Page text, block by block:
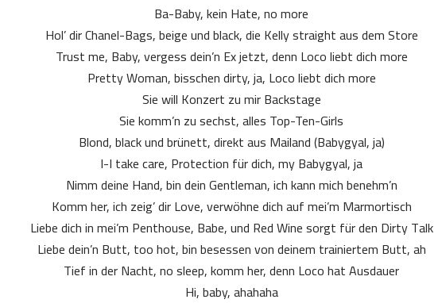
Ba-Baby, kein Hate, no more
Hol’ dir Chanel-Bags, beige und black, die Kelly straight aus dem Store
Trust me, Baby, vergess dein’n Ex jetzt, denn Loco liebt dich more
Pretty Woman, bisschen dirty, ja, Loco liebt dich more
Sie will Konzert zu mir Backstage
Sie komm’n zu sechst, alles Top-Ten-Girls
Blond, black und brünett, direkt aus Mailand (Babygyal, ja)
I-I take care, Protection für dich, my Babygyal, ja
Nimm deine Hand, bin dein Gentleman, ich kann mich benehm’n
Komm her, ich zeig’ dir Love, verwöhne dich auf mei’m Marmortisch
Liebe dich in mei’m Penthouse, Babe, und Red Wine sorgt für den Dirty Talk
Liebe dein’n Butt, too hot, bin besessen von deinem trainiertem Butt, ah
Tief in der Nacht, no sleep, komm her, denn Loco hat Ausdauer
Hi, baby, ahahaha